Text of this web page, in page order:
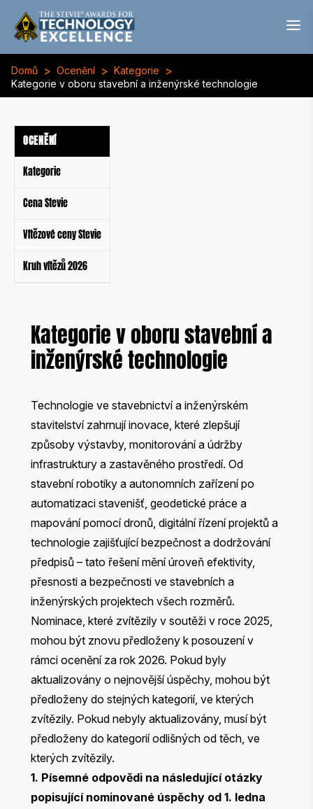
Domů > Ocenění > Kategorie >
Kategorie v oboru stavební a inženýrské technologie
OCENĚNÍ
Kategorie
Cena Stevie
Vítězové ceny Stevie
Kruh vítězů 2026
Kategorie v oboru stavební a
inženýrské technologie
Technologie ve stavebnictví a inženýrském
stavitelství zahrnují inovace, které zlepšují
způsoby výstavby, monitorování a údržby
infrastruktury a zastavěného prostředí. Od
stavební robotiky a autonomních zařízení po
automatizaci stavenišť, geodetické práce a
mapování pomocí dronů, digitální řízení projektů a
technologie zajišťující bezpečnost a dodržování
předpisů – tato řešení mění úroveň efektivity,
přesnosti a bezpečnosti ve stavebních a
inženýrských projektech všech rozměrů.
Nominace, které zvítězily v soutěži v roce 2025,
mohou být znovu předloženy k posouzení v
rámci ocenění za rok 2026. Pokud byly
aktualizovány o nejnovější úspěchy, mohou být
předloženy do stejných kategorií, ve kterých
zvítězily. Pokud nebyly aktualizovány, musí být
předloženy do kategorií odlišných od těch, ve
kterých zvítězily.
1. Písemné odpovědi na následující otázky
popisující nominované úspěchy od 1. ledna